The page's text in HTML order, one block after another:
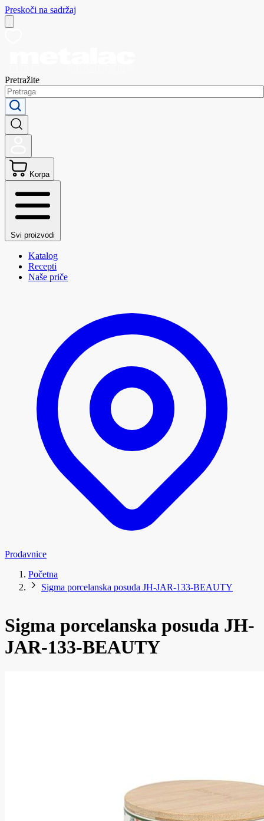
Preskoči na sadržaj
Pretražite
Korpa
Svi proizvodi
Katalog
Recepti
Naše priče
Prodavnice
Početna
Sigma porcelanska posuda JH-JAR-133-BEAUTY
Sigma porcelanska posuda JH-
JAR-133-BEAUTY